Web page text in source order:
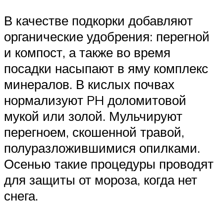
В качестве подкорки добавляют
органические удобрения: перегной
и компост, а также во время
посадки насыпают в яму комплекс
минералов. В кислых почвах
нормализуют PH доломитовой
мукой или золой. Мульчируют
перегноем, скошенной травой,
полуразложившимися опилками.
Осенью такие процедуры проводят
для защиты от мороза, когда нет
снега.